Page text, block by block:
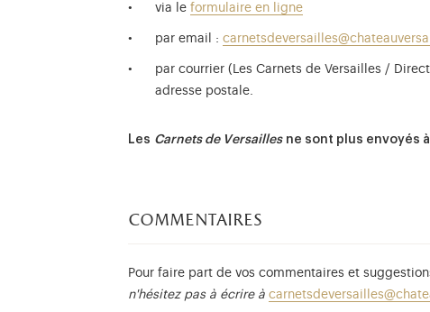
via le formulaire en ligne
par email :
par courrier (Les Carnets de Versailles /
adresse postale.
Les Carnets de Versaillesne sont plus envoyés
commentaires
Pour faire part de vos commentaires et
n'hésitez pas à écrire à